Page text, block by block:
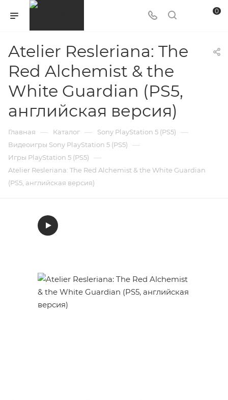
0
Atelier Resleriana: The
Red Alchemist & the
White Guardian (PS5,
английская версия)
Главная — Каталог — Sony PlayStation 5 (PS5) —
Видеоигры Sony PlayStation 5 (PS5) —
Игры PlayStation 5 (PS5) —
Atelier Resleriana: The Red Alchemist & the White Guardian
(PS5, английская версия)